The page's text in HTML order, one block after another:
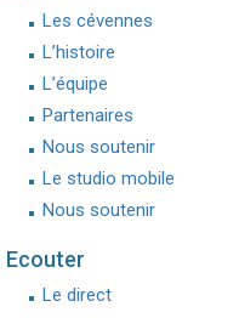
Les cévennes
L’histoire
L’équipe
Partenaires
Nous soutenir
Le studio mobile
Nous soutenir
Ecouter
Le direct